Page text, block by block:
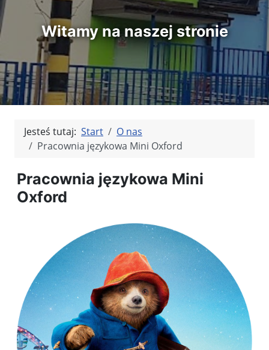
Witamy na naszej stronie
Jesteś tutaj: Start
O nas
Pracownia językowa Mini Oxford
Pracownia językowa Mini
Oxford